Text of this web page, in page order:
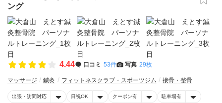
ング
4.44 口コミ 53件 写真 29枚
マッサージ 鍼灸 フィットネスクラブ・スポーツジム 接骨・整骨
出張・訪問対応 日祝OK クーポン有 駐車場有